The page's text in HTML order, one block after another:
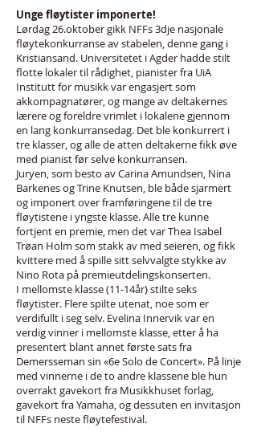
Unge fløytister imponerte!
Lørdag 26.oktober gikk NFFs 3dje nasjonale
fløytekonkurranse av stabelen, denne gang i
Kristiansand. Universitetet i Agder hadde stilt
flotte lokaler til rådighet, pianister fra UiA
Institutt for musikk var engasjert som
akkompagnatører, og mange av deltakernes
lærere og foreldre vrimlet i lokalene gjennom
en lang konkurransedag. Det ble konkurrert i
tre klasser, og alle de atten deltakerne fikk øve
med pianist før selve konkurransen.
Juryen, som besto av Carina Amundsen, Nina
Barkenes og Trine Knutsen, ble både sjarmert
og imponert over framføringene til de tre
fløytistene i yngste klasse. Alle tre kunne
fortjent en premie, men det var Thea Isabel
Trøan Holm som stakk av med seieren, og fikk
kvittere med å spille sitt selvvalgte stykke av
Nino Rota på premieutdelingskonserten.
I mellomste klasse (11-14år) stilte seks
fløytister. Flere spilte utenat, noe som er
verdifullt i seg selv. Evelina Innervik var en
verdig vinner i mellomste klasse, etter å ha
presentert blant annet første sats fra
Demersseman sin «6e Solo de Concert». På linje
med vinnerne i de to andre klassene ble hun
overrakt gavekort fra Musikkhuset forlag,
gavekort fra Yamaha, og dessuten en invitasjon
til NFFs neste fløytefestival.